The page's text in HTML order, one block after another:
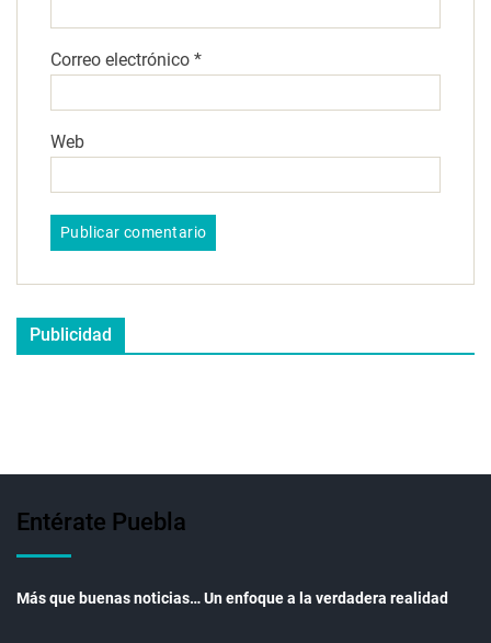
Correo electrónico *
Web
Publicidad
Entérate Puebla
Más que buenas noticias… Un enfoque a la verdadera realidad